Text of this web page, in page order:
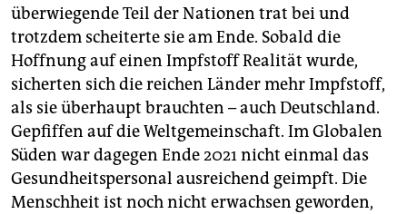
überwiegende Teil der Nationen trat bei und
trotzdem scheiterte sie am Ende. Sobald die
Hoffnung auf einen Impfstoff Realität wurde,
sicherten sich die reichen Länder mehr Impfstoff,
als sie überhaupt brauchten – auch Deutschland.
Gepfiffen auf die Weltgemeinschaft. Im Globalen
Süden war dagegen Ende 2021 nicht einmal das
Gesundheitspersonal ausreichend geimpft. Die
Menschheit ist noch nicht erwachsen geworden,